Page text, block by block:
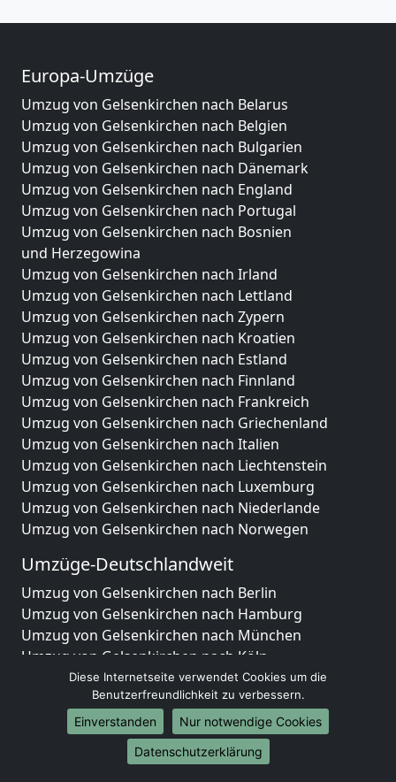
Europa-Umzüge
Umzug von Gelsenkirchen nach Belarus
Umzug von Gelsenkirchen nach Belgien
Umzug von Gelsenkirchen nach Bulgarien
Umzug von Gelsenkirchen nach Dänemark
Umzug von Gelsenkirchen nach England
Umzug von Gelsenkirchen nach Portugal
Umzug von Gelsenkirchen nach Bosnien
und Herzegowina
Umzug von Gelsenkirchen nach Irland
Umzug von Gelsenkirchen nach Lettland
Umzug von Gelsenkirchen nach Zypern
Umzug von Gelsenkirchen nach Kroatien
Umzug von Gelsenkirchen nach Estland
Umzug von Gelsenkirchen nach Finnland
Umzug von Gelsenkirchen nach Frankreich
Umzug von Gelsenkirchen nach Griechenland
Umzug von Gelsenkirchen nach Italien
Umzug von Gelsenkirchen nach Liechtenstein
Umzug von Gelsenkirchen nach Luxemburg
Umzug von Gelsenkirchen nach Niederlande
Umzug von Gelsenkirchen nach Norwegen
Umzüge-Deutschlandweit
Umzug von Gelsenkirchen nach Berlin
Umzug von Gelsenkirchen nach Hamburg
Umzug von Gelsenkirchen nach München
Umzug von Gelsenkirchen nach Köln
Umzug von Gelsenkirchen nach Frankfurt am Main
Umzug von Gelsenkirchen nach Stuttgart
Umzug von Gelsenkirchen nach Düsseldorf
Umzug von Gelsenkirchen nach Leipzig
Umzug von Gelsenkirchen nach Dortmund
Diese Internetseite verwendet Cookies um die
Benutzerfreundlichkeit zu verbessern.
Einverstanden
Nur notwendige Cookies
Datenschutzerklärung